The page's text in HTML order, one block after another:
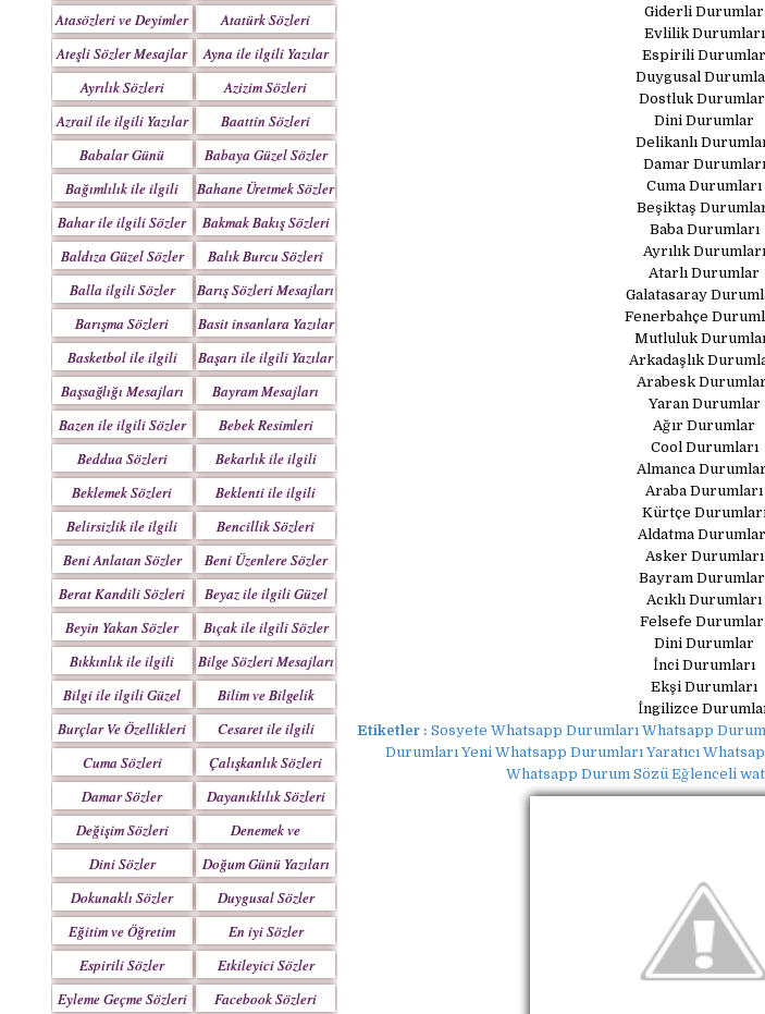
Atasözleri ve Deyimler
Atatürk Sözleri
Mesajları
Ateşli Sözler Mesajlar
Ayna ile ilgili Yazılar
Ayrılık Sözleri
Mesajları
Azizim Sözleri
Mesajları
Azrail ile ilgili Yazılar
Baattin Sözleri
Mesajları
Babalar Günü
Babaya Güzel Sözler
Bağımlılık ile ilgili
Yazılar
Bahane Üretmek Sözler
Bahar ile ilgili Sözler
Yazılar
Bakmak Bakış Sözleri
Baldıza Güzel Sözler
Balık Burcu Sözleri
Balla ilgili Sözler
Barış Sözleri Mesajları
Barışma Sözleri
Mesajları
Basit insanlara Yazılar
Basketbol ile ilgili
Sözler
Başarı ile ilgili Yazılar
Başsağlığı Mesajları
Bayram Mesajları
Sözleri
Bazen ile ilgili Sözler
Mesajlar
Bebek Resimleri
Beddua Sözleri
Mesajları
Bekarlık ile ilgili
Sözler
Beklemek Sözleri
Beklenti ile ilgili
Sözler
Belirsizlik ile ilgili
Sözler
Bencillik Sözleri
Mesajları
Beni Anlatan Sözler
Beni Üzenlere Sözler
Berat Kandili Sözleri
Mesajları
Beyaz ile ilgili Güzel
Sözler
Beyin Yakan Sözler
Bıçak ile ilgili Sözler
Bıkkınlık ile ilgili
Sözler
Bilge Sözleri Mesajları
Bilgi ile ilgili Güzel
Sözler
Bilim ve Bilgelik
Sözleri
Burçlar Ve Özellikleri
Cesaret ile ilgili
Yazılar
Cuma Sözleri
Çalışkanlık Sözleri
Damar Sözler
Dayanıklılık Sözleri
Değişim Sözleri
Denemek ve
Çabalamak Sözleri
Dini Sözler
Doğum Günü Yazıları
Dokunaklı Sözler
Duygusal Sözler
Eğitim ve Öğretim
Sözleri
En iyi Sözler
Espirili Sözler
Etkileyici Sözler
Eyleme Geçme Sözleri
Facebook Sözleri
Giderli Durumlar
Evlilik Durumları
Espirili Durumlar
Duygusal
Dostluk
Dini Durumlar
Delikanlı
Damar Durumları
Cuma Durumları
Beşiktaş
Baba Durumları
Ayrılık Durumları
Atarlı Durumlar
Galatasaray
Fenerbahçe
Mutluluk
Arkadaşlık
Arabesk
Yaran Durumlar
Ağır Durumlar
Cool Durumları
Almanca
Araba Durumları
Kürtçe
Aldatma
Asker Durumları
Bayram
Acıklı Durumları
Felsefe
Dini Durumlar
İnci Durumları
Ekşi Durumları
İngilizce
Etiketler : Sosyete Whatsapp Durumları Whatsapp
Durumları Yeni Whatsapp Durumları Yaratıcı
Whatsapp Durum Sözü Eğlenceli